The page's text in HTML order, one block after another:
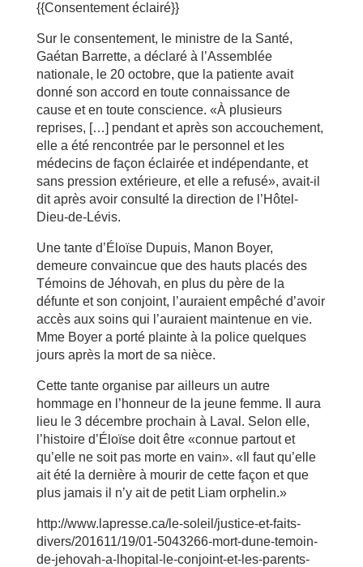
{{Consentement éclairé}}
Sur le consentement, le ministre de la Santé,
Gaétan Barrette, a déclaré à l’Assemblée
nationale, le 20 octobre, que la patiente avait
donné son accord en toute connaissance de
cause et en toute conscience. «À plusieurs
reprises, […] pendant et après son accouchement,
elle a été rencontrée par le personnel et les
médecins de façon éclairée et indépendante, et
sans pression extérieure, et elle a refusé», avait-il
dit après avoir consulté la direction de l’Hôtel-
Dieu-de-Lévis.
Une tante d’Éloïse Dupuis, Manon Boyer,
demeure convaincue que des hauts placés des
Témoins de Jéhovah, en plus du père de la
défunte et son conjoint, l’auraient empêché d’avoir
accès aux soins qui l’auraient maintenue en vie.
Mme Boyer a porté plainte à la police quelques
jours après la mort de sa nièce.
Cette tante organise par ailleurs un autre
hommage en l’honneur de la jeune femme. Il aura
lieu le 3 décembre prochain à Laval. Selon elle,
l’histoire d’Éloïse doit être «connue partout et
qu’elle ne soit pas morte en vain». «Il faut qu’elle
ait été la dernière à mourir de cette façon et que
plus jamais il n’y ait de petit Liam orphelin.»
http://www.lapresse.ca/le-soleil/justice-et-faits-
divers/201611/19/01-5043266-mort-dune-temoin-
de-jehovah-a-lhopital-le-conjoint-et-les-parents-